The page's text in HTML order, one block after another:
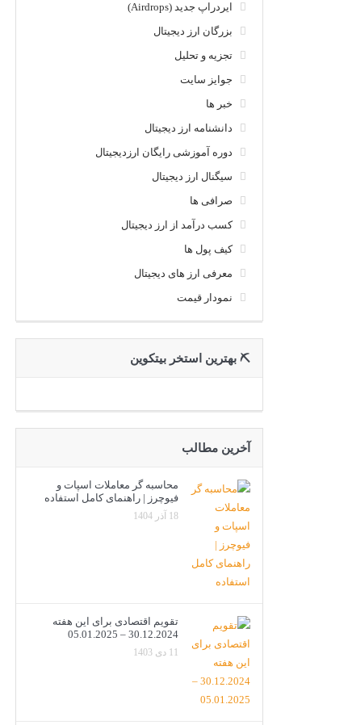
ایردراپ جدید (Airdrops)
بزرگان ارز دیجیتال
تجزیه و تحلیل
جوایز سایت
خبر ها
دانشنامه ارز دیجیتال
دوره آموزشی رایگان ارزدیجیتال
سیگنال ارز دیجیتال
صرافی ها
کسب درآمد از ارز دیجیتال
کیف پول ها
معرفی ارز های دیجیتال
نمودار قیمت
⛏ بهترین استخر بیتکوین
آخرین مطالب
محاسبه گر معاملات اسپات و
فیوچرز | راهنمای کامل استفاده
18 آذر 1404
تقویم اقتصادی برای این هفته
30.12.2024 – 05.01.2025
11 دی 1403